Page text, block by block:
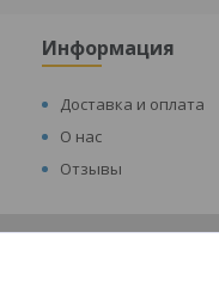
Информация
Доставка и оплата
О нас
Отзывы